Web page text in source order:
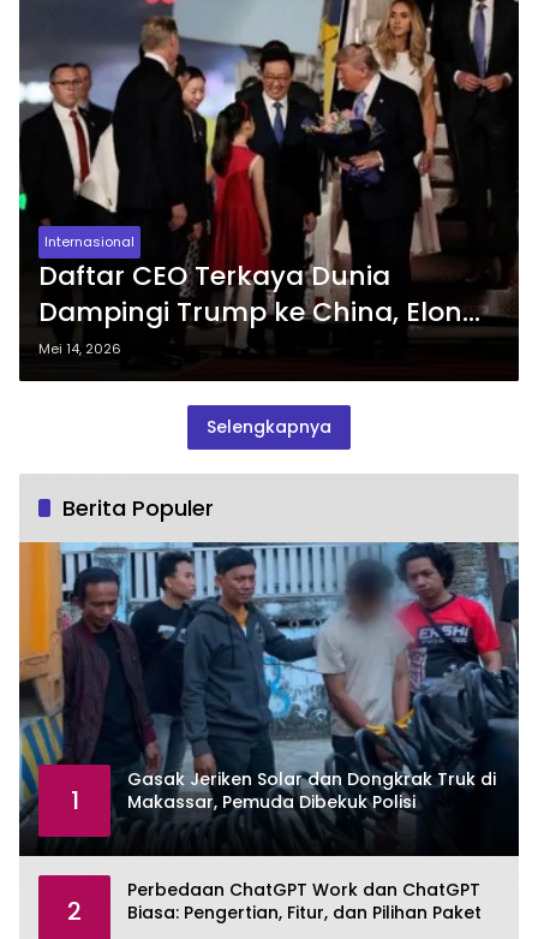
Internasional
Daftar CEO Terkaya Dunia
Dampingi Trump ke China, Elon
Musk hingga Tim Cook
Mei 14, 2026
Selengkapnya
Berita Populer
1
Gasak Jeriken Solar dan Dongkrak Truk di
Makassar, Pemuda Dibekuk Polisi
2
Perbedaan ChatGPT Work dan ChatGPT
Biasa: Pengertian, Fitur, dan Pilihan Paket